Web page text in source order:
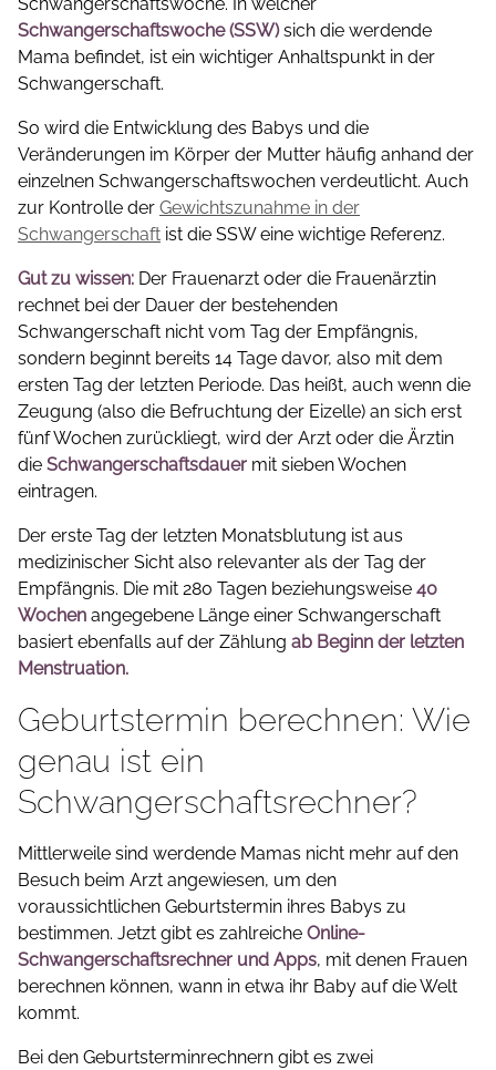
Schwangerschaftswoche. In welcher
Schwangerschaftswoche (SSW)sich die werdende
Mama befindet, ist ein wichtiger Anhaltspunkt in der
Schwangerschaft.
So wird die Entwicklung des Babys und die
Veränderungen im Körper der Mutter häufig anhand der
einzelnen Schwangerschaftswochen verdeutlicht. Auch
zur Kontrolle der Gewichtszunahme in der
Schwangerschaft ist die SSW eine wichtige Referenz.
Gut zu wissen: Der Frauenarzt oder die Frauenärztin
rechnet bei der Dauer der bestehenden
Schwangerschaft nicht vom Tag der Empfängnis,
sondern beginnt bereits 14 Tage davor, also mit dem
ersten Tag der letzten Periode. Das heißt, auch wenn die
Zeugung (also die Befruchtung der Eizelle) an sich erst
fünf Wochen zurückliegt, wird der Arzt oder die Ärztin
die Schwangerschaftsdauer mit sieben Wochen
eintragen.
Der erste Tag der letzten Monatsblutung ist aus
medizinischer Sicht also relevanter als der Tag der
Empfängnis. Die mit 280 Tagen beziehungsweise 40
Wochen angegebene Länge einer Schwangerschaft
basiert ebenfalls auf der Zählung ab Beginn der letzten
Menstruation.
Geburtstermin berechnen: Wie
genau ist ein
Schwangerschaftsrechner?
Mittlerweile sind werdende Mamas nicht mehr auf den
Besuch beim Arzt angewiesen, um den
voraussichtlichen Geburtstermin ihres Babys zu
bestimmen. Jetzt gibt es zahlreiche Online-
Schwangerschaftsrechner und Apps, mit denen Frauen
berechnen können, wann in etwa ihr Baby auf die Welt
kommt.
Bei den Geburtsterminrechnern gibt es zwei